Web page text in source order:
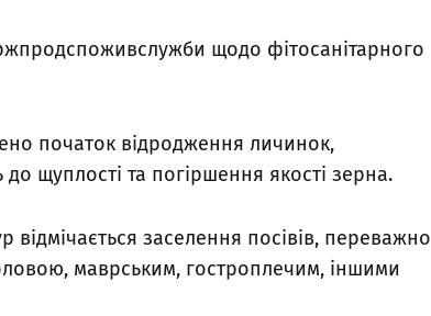
щодо фітосанітарного
початок відродження личинок,
щуплості та погіршення якості зерна.
відмічається заселення посівів, переважно
маврським, гостроплечим, іншими